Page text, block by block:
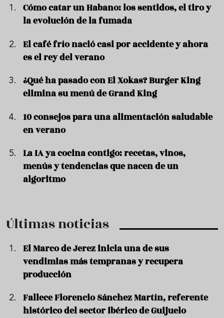
Cómo catar un Habano: los sentidos, el tiro y
la evolución de la fumada
El café frío nació casi por accidente y ahora
es el rey del verano
¿Qué ha pasado con El Xokas? Burger King
elimina su menú de Grand King
10 consejos para una alimentación saludable
en verano
La IA ya cocina contigo: recetas, vinos,
menús y tendencias que nacen de un
algoritmo
Últimas noticias
El Marco de Jerez inicia una de sus
vendimias más tempranas y recupera
producción
Fallece Florencio Sánchez Martín, referente
histórico del sector ibérico de Guijuelo